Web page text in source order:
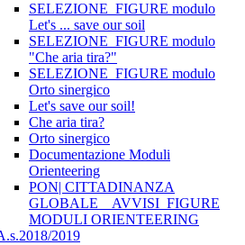
SELEZIONE_FIGURE modulo
Let's ... save our soil
SELEZIONE_FIGURE modulo
"Che aria tira?"
SELEZIONE_FIGURE modulo
Orto sinergico
Let's save our soil!
Che aria tira?
Orto sinergico
Documentazione Moduli
Orienteering
PON| CITTADINANZA
GLOBALE _ AVVISI_FIGURE
MODULI ORIENTEERING
2019